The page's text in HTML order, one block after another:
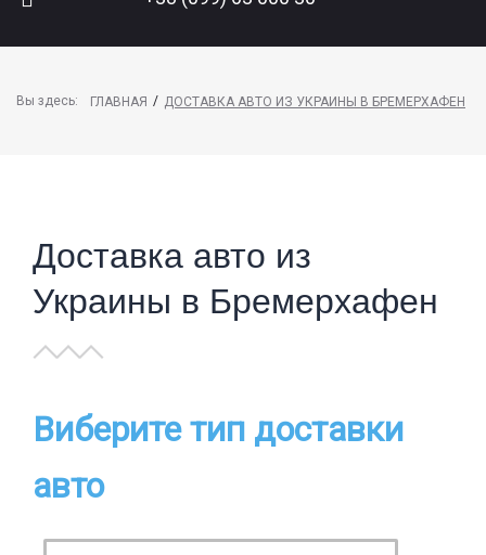
Вы здесь: ГЛАВНАЯ / ДОСТАВКА АВТО ИЗ УКРАИНЫ В БРЕМЕРХАФЕН
Доставка авто из
Украины в Бремерхафен
Виберите тип доставки
авто